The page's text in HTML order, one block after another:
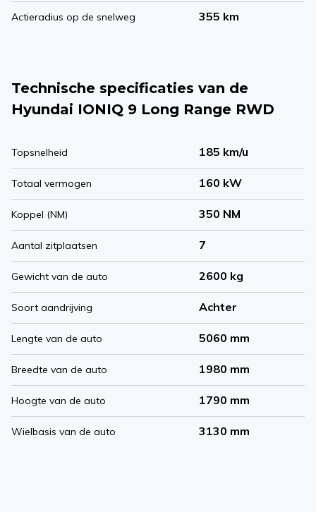
Actieradius op de snelweg 355 km
Technische specificaties van de
Hyundai IONIQ 9 Long Range RWD
Topsnelheid 185 km/u
Totaal vermogen 160 kW
Koppel (NM) 350 NM
Aantal zitplaatsen 7
Gewicht van de auto 2600 kg
Soort aandrijving Achter
Lengte van de auto 5060 mm
Breedte van de auto 1980 mm
Hoogte van de auto 1790 mm
Wielbasis van de auto 3130 mm